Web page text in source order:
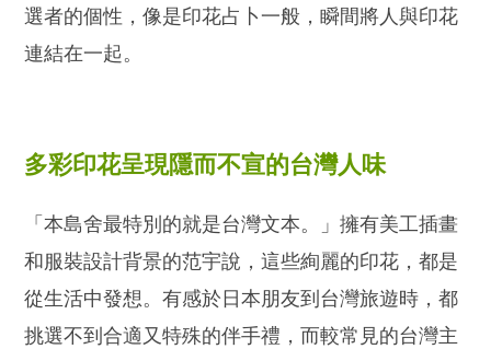
選者的個性，像是印花占卜一般，瞬間將人與印花
連結在一起。
多彩印花呈現隱而不宣的台灣人味
「本島舍最特別的就是台灣文本。」擁有美工插畫
和服裝設計背景的范宇說，這些絢麗的印花，都是
從生活中發想。有感於日本朋友到台灣旅遊時，都
挑選不到合適又特殊的伴手禮，而較常見的台灣主